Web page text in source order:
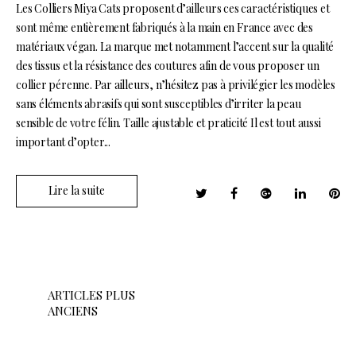
Les Colliers Miya Cats proposent d’ailleurs ces caractéristiques et
sont même entièrement fabriqués à la main en France avec des
matériaux végan. La marque met notamment l’accent sur la qualité
des tissus et la résistance des coutures afin de vous proposer un
collier pérenne. Par ailleurs, n’hésitez pas à privilégier les modèles
sans éléments abrasifs qui sont susceptibles d’irriter la peau
sensible de votre félin. Taille ajustable et praticité Il est tout aussi
important d’opter...
Lire la suite
ARTICLES PLUS
ANCIENS